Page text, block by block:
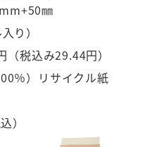
㎜
り）
税込み29.44円）
％）リサイクル紙
）